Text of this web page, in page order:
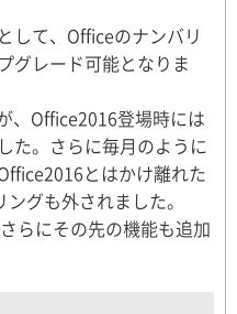
して、Officeのナンバリ
グレード可能となりま
、Office2016登場時には
た。さらに毎月のように
とはかけ離れた
グも外されました。
らにその先の機能も追加